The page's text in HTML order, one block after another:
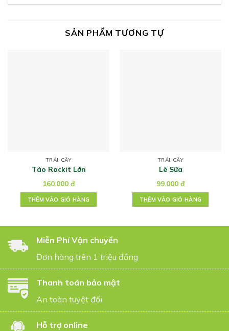
SẢN PHẨM TƯƠNG TỰ
TRÁI CÂY
Táo Rockit Lớn
160.000 đ
THÊM VÀO GIỎ HÀNG
TRÁI CÂY
Lê Sữa
99.000 đ
THÊM VÀO GIỎ HÀNG
Miễn Phí Vận chuyển
Đơn hàng trên 1 triệu đồng
Thanh toán bảo mật
An toàn tuyệt đối
Hỗ trợ online